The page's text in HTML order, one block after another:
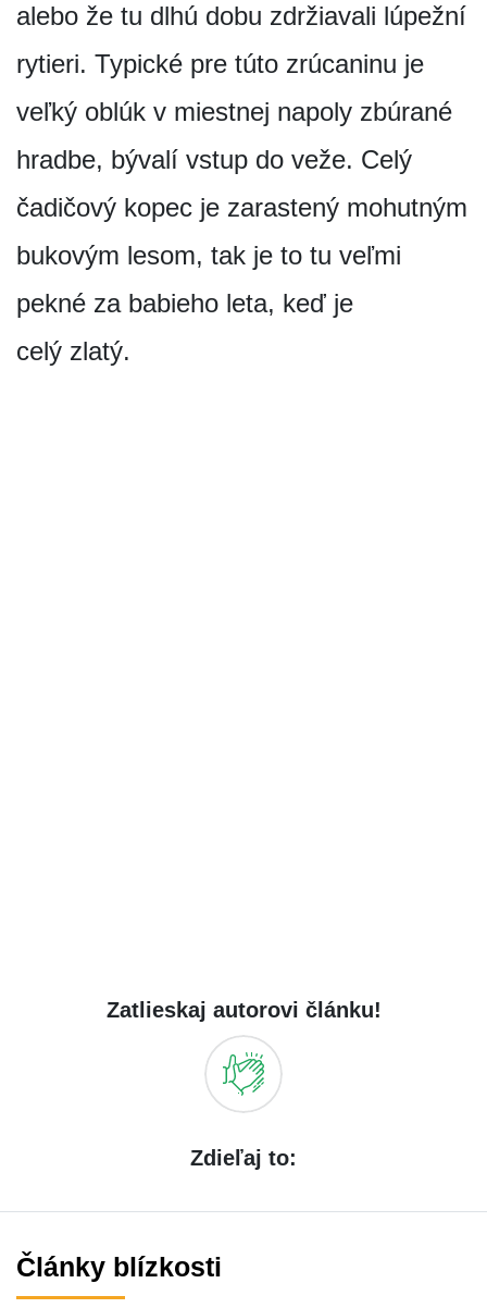
alebo že tu dlhú dobu zdržiavali lúpežní
rytieri. Typické pre túto zrúcaninu je
veľký oblúk v miestnej napoly zbúrané
hradbe, bývalí vstup do veže. Celý
čadičový kopec je zarastený mohutným
bukovým lesom, tak je to tu veľmi
pekné za babieho leta, keď je
celý zlatý.
Zatlieskaj autorovi článku!
Zdieľaj to:
Články blízkosti